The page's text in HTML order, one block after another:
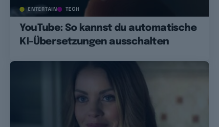
ENTERTAIN TECH
YouTube: So kannst du automatische
KI-Übersetzungen ausschalten